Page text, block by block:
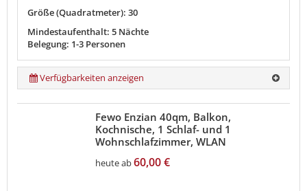
Größe (Quadratmeter): 30
Mindestaufenthalt: 5 Nächte
Belegung: 1-3 Personen
Verfügbarkeiten anzeigen
Fewo Enzian 40qm, Balkon,
Kochnische, 1 Schlaf- und 1
Wohnschlafzimmer, WLAN
heute ab60,00 €